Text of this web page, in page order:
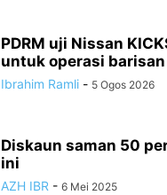
PDRM uji Nissan
untuk operasi
Ibrahim Ramli - 5 Ogos 2026
Diskaun saman 50
ini
AZH IBR - 6 Mei 2025